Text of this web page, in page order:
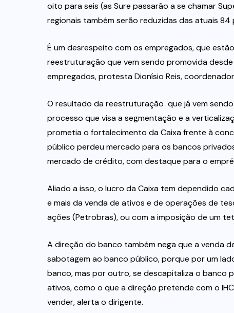
oito para seis (as Sure passarão a se chamar
regionais também serão reduzidas das atuais 84
É um desrespeito com os empregados, que
reestruturação que vem sendo promovida
empregados, protesta Dionísio Reis,
O resultado da reestruturação  que já vem
processo que visa a segmentação e a
prometia o fortalecimento da Caixa frente à
público perdeu mercado para os bancos
mercado de crédito, com destaque para o
Aliado a isso, o lucro da Caixa tem dependido
e mais da venda de ativos e de operações de
ações (Petrobras), ou com a imposição de um
A direção do banco também nega que a venda
sabotagem ao banco público, porque por um
banco, mas por outro, se descapitaliza o banco
ativos, como o que a direção pretende com o
vender, alerta o dirigente.